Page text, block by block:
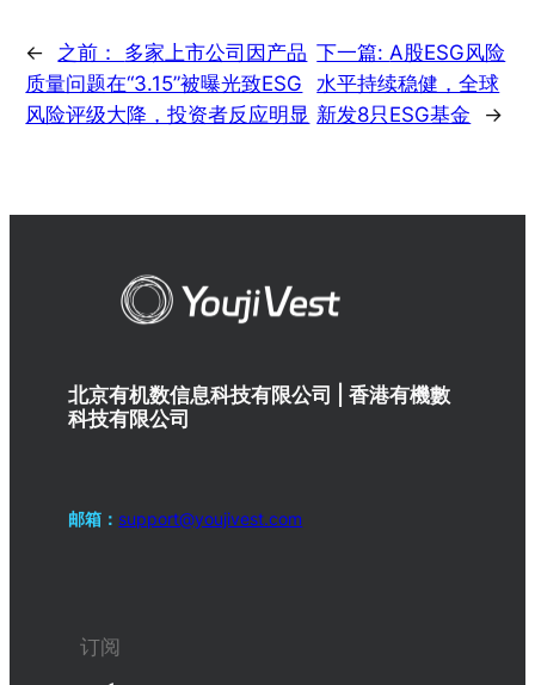
← 之前： 多家上市公司因产品
质量问题在“3.15”被曝光致ESG
风险评级大降，投资者反应明显
下一篇: A股ESG风险
水平持续稳健，全球
新发8只ESG基金
→
北京有机数信息科技有限公司 | 香港有機數
科技有限公司
邮箱： support@youjivest.com